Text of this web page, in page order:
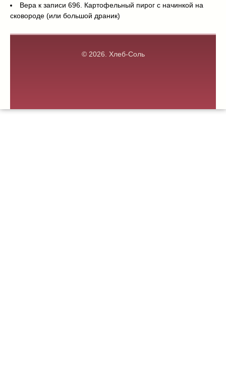
Вера к записи 696. Картофельный пирог с начинкой на
сковороде (или большой драник)
© 2026. Хлеб-Соль